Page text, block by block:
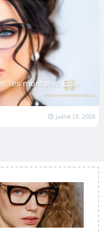
les montures Enni
juillet 15, 2026